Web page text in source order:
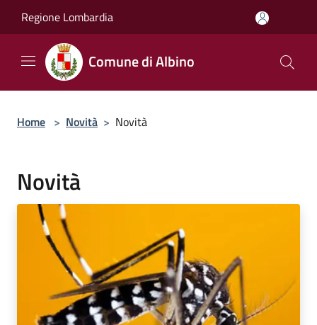
Regione Lombardia
Comune di Albino
Home > Novità > Novità
Novità